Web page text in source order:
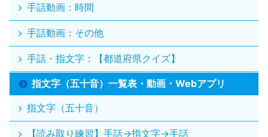
手話動画：時間
手話動画：その他
手話・指文字：【都道府県クイズ】
指文字（五十音）一覧表・動画・Webアプリ
指文字（五十音）
【読み取り練習】手話→指文字→手話